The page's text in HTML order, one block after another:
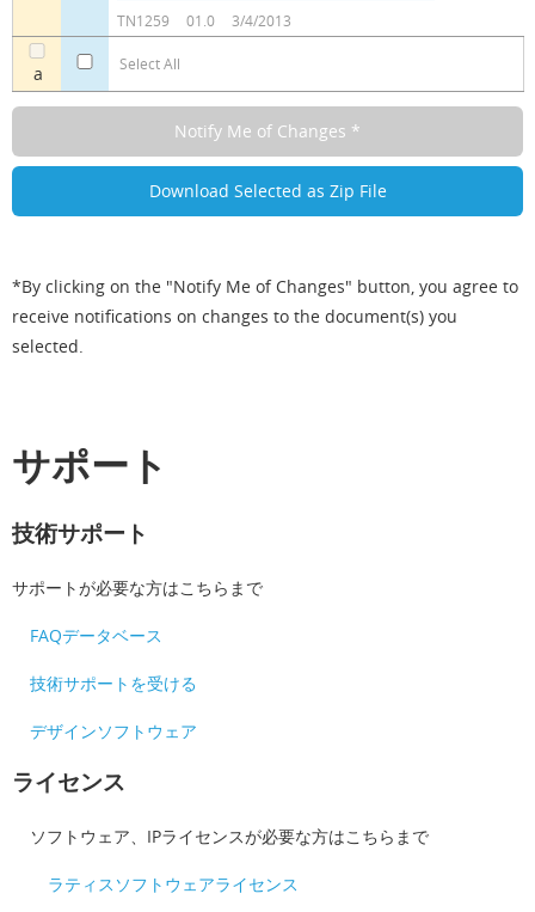
a Select All
TN1259 01.0 3/4/2013
*By clicking on the "Notify Me of Changes" button, you agree to
receive notifications on changes to the document(s) you
selected.
サポート
技術サポート
サポートが必要な方はこちらまで
FAQデータベース
技術サポートを受ける
デザインソフトウェア
ライセンス
ソフトウェア、IPライセンスが必要な方はこちらまで
ラティスソフトウェアライセンス